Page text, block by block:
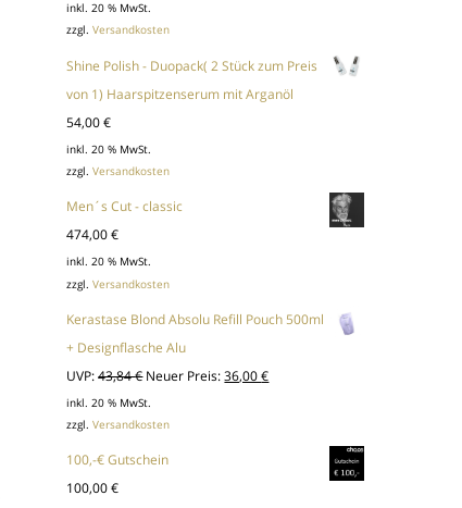
inkl. 20 % MwSt.
zzgl.Versandkosten
Shine Polish - Duopack( 2 Stück zum Preis
von 1) Haarspitzenserum mit Arganöl
54,00€
inkl. 20 % MwSt.
zzgl.Versandkosten
Men´s Cut - classic
474,00€
inkl. 20 % MwSt.
zzgl.Versandkosten
Kerastase Blond Absolu Refill Pouch 500ml
+ Designflasche Alu
UVP: 43,84€ Ursprünglicher
Preis
war:
43,84 €
Neuer Preis: 36,00€Aktueller
inkl. 20 % MwSt.
zzgl.Versandkosten
100,-€ Gutschein
100,00€